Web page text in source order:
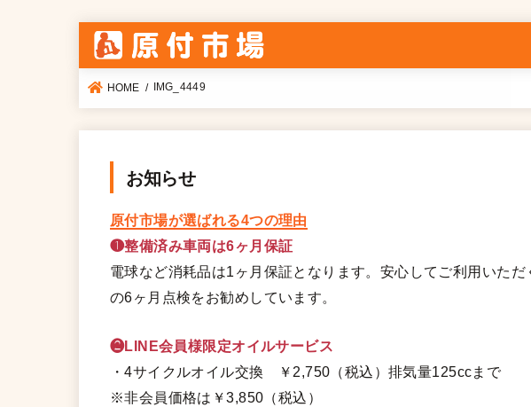
HOME IMG_4449
お知らせ
原付市場が選ばれる4つの理由
❶整備済み車両は6ヶ月保証
電球など消耗品は1ヶ月保証となります。安心してご利用いた
の6ヶ月点検をお勧めしています。
❷LINE会員様限定オイルサービス
・4サイクルオイル交換 ￥2,750（税込）排気量125ccまで
※非会員価格は￥3,850（税込）